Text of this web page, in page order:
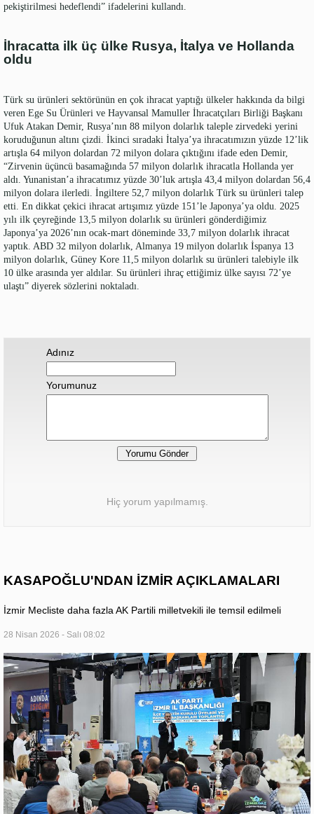
pekiştirilmesi hedeflendi” ifadelerini kullandı.
İhracatta ilk üç ülke Rusya, İtalya ve Hollanda
oldu
Türk su ürünleri sektörünün en çok ihracat yaptığı ülkeler hakkında da bilgi
veren Ege Su Ürünleri ve Hayvansal Mamuller İhracatçıları Birliği Başkanı
Ufuk Atakan Demir, Rusya’nın 88 milyon dolarlık taleple zirvedeki yerini
koruduğunun altını çizdi. İkinci sıradaki İtalya’ya ihracatımızın yüzde 12’lik
artışla 64 milyon dolardan 72 milyon dolara çıktığını ifade eden Demir,
“Zirvenin üçüncü basamağında 57 milyon dolarlık ihracatla Hollanda yer
aldı. Yunanistan’a ihracatımız yüzde 30’luk artışla 43,4 milyon dolardan 56,4
milyon dolara ilerledi. İngiltere 52,7 milyon dolarlık Türk su ürünleri talep
etti. En dikkat çekici ihracat artışımız yüzde 151’le Japonya’ya oldu. 2025
yılı ilk çeyreğinde 13,5 milyon dolarlık su ürünleri gönderdiğimiz
Japonya’ya 2026’nın ocak-mart döneminde 33,7 milyon dolarlık ihracat
yaptık. ABD 32 milyon dolarlık, Almanya 19 milyon dolarlık İspanya 13
milyon dolarlık, Güney Kore 11,5 milyon dolarlık su ürünleri talebiyle ilk
10 ülke arasında yer aldılar. Su ürünleri ihraç ettiğimiz ülke sayısı 72’ye
ulaştı” diyerek sözlerini noktaladı.
Adınız
Yorumunuz
Hiç yorum yapılmamış.
KASAPOĞLU'NDAN İZMİR AÇIKLAMALARI
İzmir Mecliste daha fazla AK Partili milletvekili ile temsil edilmeli
28 Nisan 2026 - Salı 08:02